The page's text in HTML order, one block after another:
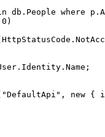
db.People where
new {